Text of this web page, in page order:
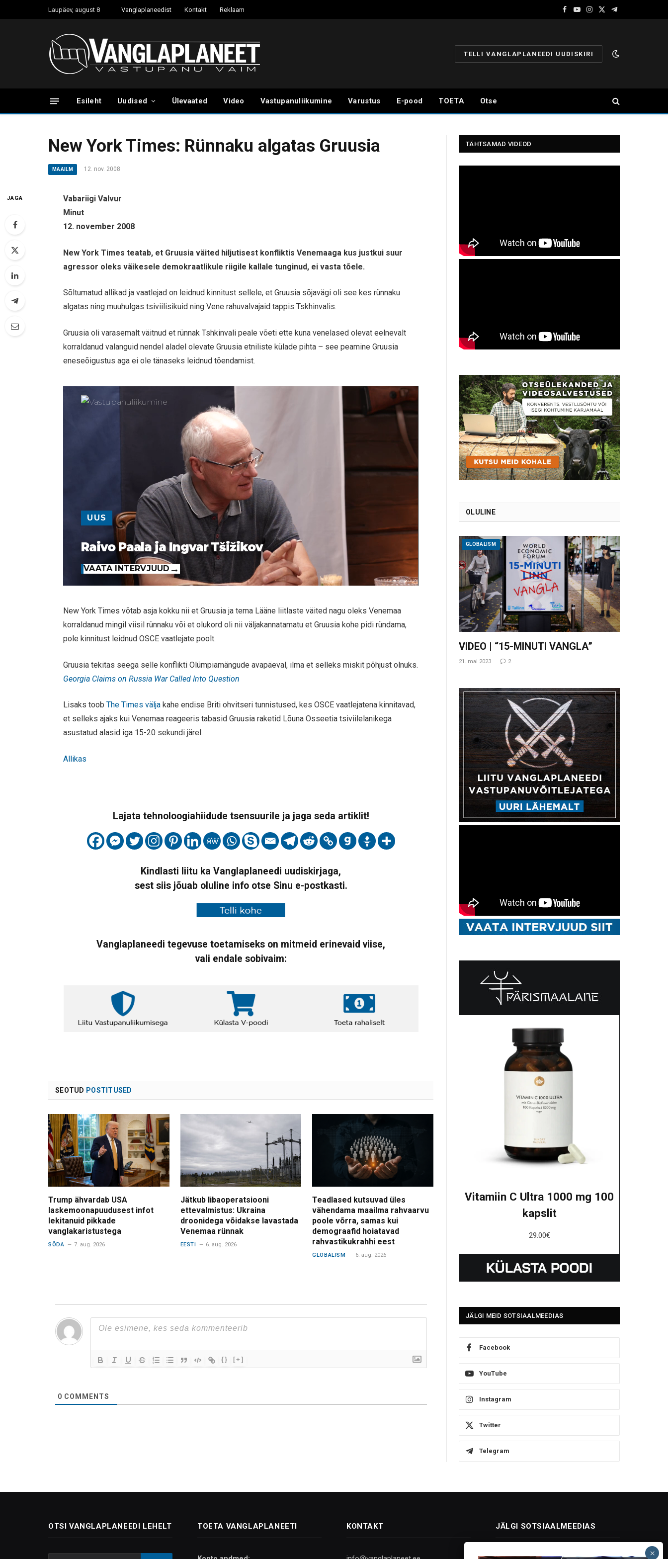
Laupäev, august 8 Vanglaplaneedist Kontakt Reklaam
Facebook
YouTube
Instagram
X
Telegram
TELLI VANGLAPLANEEDI UUDISKIRI
Esileht Uudised Ülevaated Video Vastupanuliikumine Varustus E-pood TOETA Otse
New York Times: Rünnaku algatas Gruusia
MAAILM 12. nov. 2008
JAGA
Vabariigi Valvur
Minut
12. november 2008
New York Times teatab, et Gruusia väited hiljutisest konfliktis Venemaaga kus justkui suur
agressor oleks väikesele demokraatlikule riigile kallale tunginud, ei vasta tõele.
Sõltumatud allikad ja vaatlejad on leidnud kinnitust sellele, et Gruusia sõjavägi oli see kes rünnaku
algatas ning muuhulgas tsiviilisikuid ning Vene rahuvalvajaid tappis Tskhinvalis.
Gruusia oli varasemalt väitnud et rünnak Tshkinvali peale võeti ette kuna venelased olevat eelnevalt
korraldanud valanguid nendel aladel olevate Gruusia etniliste külade pihta – see peamine Gruusia
eneseõigustus aga ei ole tänaseks leidnud tõendamist.
UUS
Raivo Paala ja Ingvar Tšižikov
VAATA INTERVJUUD
New York Times võtab asja kokku nii et Gruusia ja tema Lääne liitlaste väited nagu oleks Venemaa
korraldanud mingil viisil rünnaku või et olukord oli nii väljakannatamatu et Gruusia kohe pidi ründama,
pole kinnitust leidnud OSCE vaatlejate poolt.
Gruusia tekitas seega selle konflikti Olümpiamängude avapäeval, ilma et selleks miskit põhjust olnuks.
Georgia Claims on Russia War Called Into Question
Lisaks toobThe Times välja kahe endise Briti ohvitseri tunnistused, kes OSCE vaatlejatena kinnitavad,
et selleks ajaks kui Venemaa reageeris tabasid Gruusia raketid Lõuna Osseetia tsiviilelanikega
asustatud alasid iga 15-20 sekundi järel.
Allikas
Lajata tehnoloogiahiidude tsensuurile ja jaga seda artiklit!
Kindlasti liitu ka Vanglaplaneedi uudiskirjaga,
sest siis jõuab oluline info otse Sinu e-postkasti.
Vanglaplaneedi tegevuse toetamiseks on mitmeid erinevaid viise,
vali endale sobivaim:
SEOTUD POSTITUSED
Trump ähvardab USA
laskemoonapuudusest infot
lekitanuid pikkade
vanglakaristustega
SÕDA 7. aug. 2026
Jätkub libaoperatsiooni
ettevalmistus: Ukraina
droonidega võidakse lavastada
Venemaa rünnak
EESTI 6. aug. 2026
Teadlased kutsuvad üles
vähendama maailma rahvaarvu
poole võrra, samas kui
demograafid hoiatavad
rahvastikukrahhi eest
GLOBALISM 6. aug. 2026
{} [+]
0 COMMENTS
TÄHTSAMAD VIDEOD
OLULINE
GLOBALISM
VIDEO | “15-MINUTI VANGLA”
21. mai 2023 2
Vitamiin C Ultra 1000 mg 100
kapslit
29.00€
JÄLGI MEID SOTSIAALMEEDIAS
Facebook
YouTube
Instagram
Twitter
Telegram
OTSI VANGLAPLANEEDI LEHELT TOETA VANGLAPLANEETI KONTAKT JÄLGI SOTSIAALMEEDIAS